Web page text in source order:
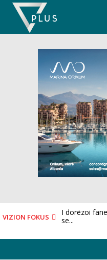
Skip
content
VIZION FOKUS
I dorëzoi
se...